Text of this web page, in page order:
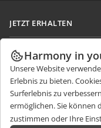
JETZT ERHALTEN
Docs
DocSpace
Workspace
Integrations-Apps
Desktop-Apps
ZUSAMMENARBEITEN
Für Mitwirkende
Für Übersetzer
Für Influencer
NACHRICHTEN
Blog
HILFE ERHALTEN
Harmony in
Unsere Website
Erlebnis zu bieten.
Surferlebnis zu
ermöglichen. Sie können
zustimmen oder Ihre